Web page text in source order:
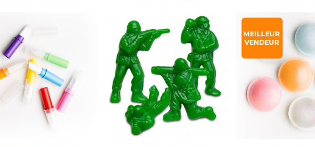
MEILLEUR
VENDEUR